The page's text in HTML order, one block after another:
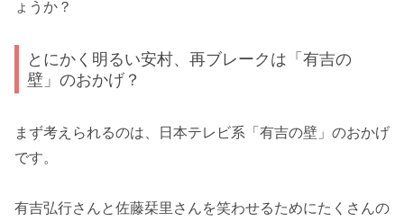
ょうか？
とにかく明るい安村、再ブレークは「有吉の
壁」のおかげ？
まず考えられるのは、日本テレビ系「有吉の壁」のおかげ
です。
有吉弘行さんと佐藤栞里さんを笑わせるためにたくさんの